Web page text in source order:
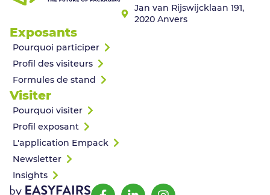
Jan van Rijswijcklaan 191,
2020 Anvers
Exposants
Pourquoi participer
Profil des visiteurs
Formules de stand
Visiter
Pourquoi visiter
Profil exposant
L'application Empack
Newsletter
Insights